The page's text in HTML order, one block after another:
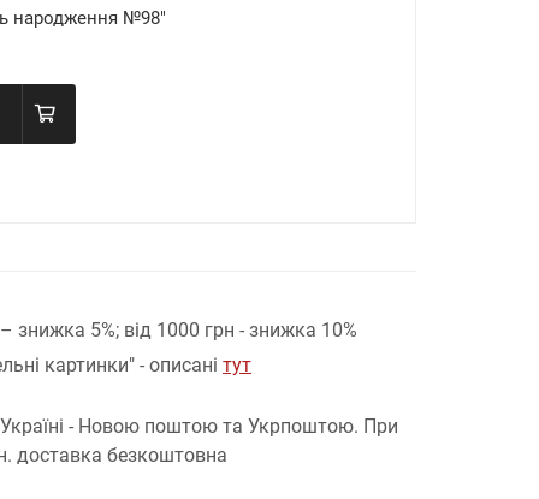
народження №98"
– знижка 5%; від 1000 грн - знижка 10%
картинки" - описані тут
- Новою поштою та Укрпоштою. При
доставка безкоштовна